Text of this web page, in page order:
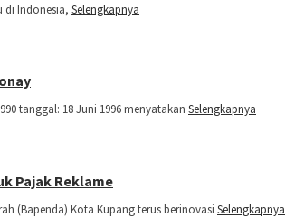
di Indonesia, Selengkapnya
tanggal: 18 Juni 1996 menyatakan Selengkapnya
Pajak Reklame
(Bapenda) Kota Kupang terus berinovasi Selengkapnya